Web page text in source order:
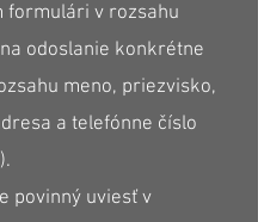
formulári v rozsahu
odoslanie konkrétne
meno, priezvisko,
a telefónne číslo
povinný uviesť v